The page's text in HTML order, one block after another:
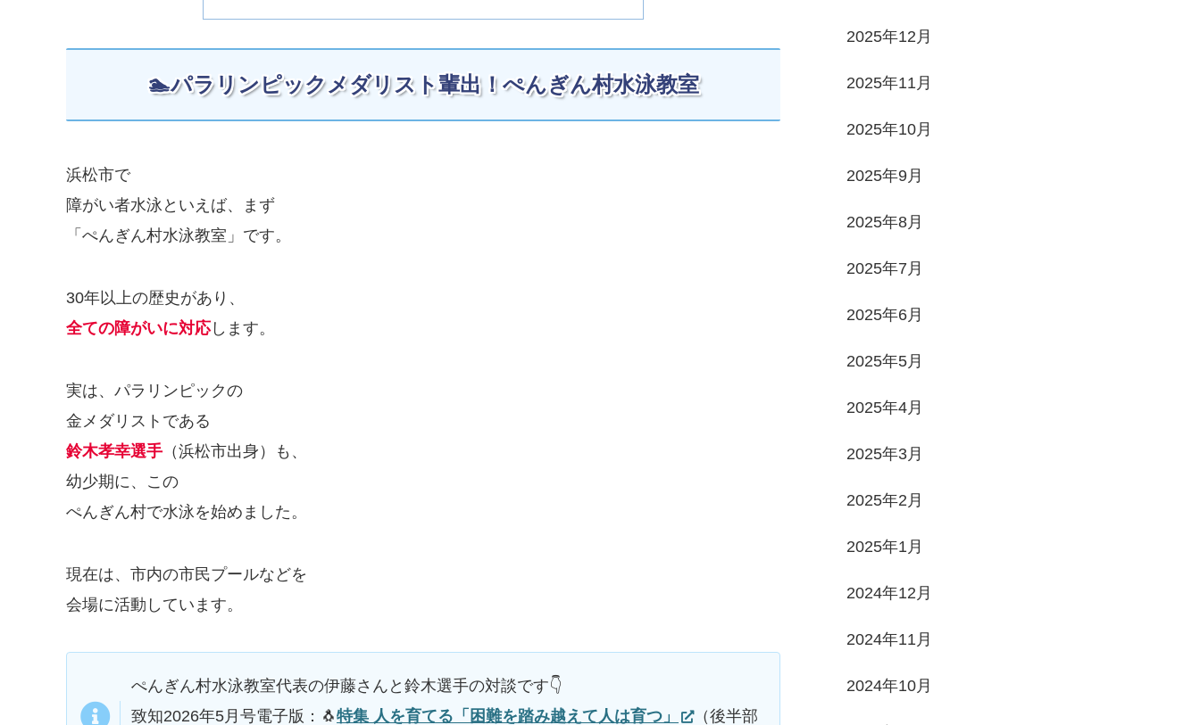
🏊パラリンピックメダリスト輩出！ぺんぎん村水泳教室
浜松市で
障がい者水泳といえば、まず
「ぺんぎん村水泳教室」です。
30年以上の歴史があり、
全ての障がいに対応します。
実は、パラリンピックの
金メダリストである
鈴木孝幸選手 （浜松市出身）も、
幼少期に、この
ぺんぎん村で水泳を始めました。
現在は、市内の市民プールなどを
会場に活動しています。
ぺんぎん村水泳教室代表の伊藤さんと鈴木選手の対談です👇
致知2026年5月号電子版：🐧特集 人を育てる「困難を踏み越えて人は育つ」 （後半部
2025年12月
2025年11月
2025年10月
2025年9月
2025年8月
2025年7月
2025年6月
2025年5月
2025年4月
2025年3月
2025年2月
2025年1月
2024年12月
2024年11月
2024年10月